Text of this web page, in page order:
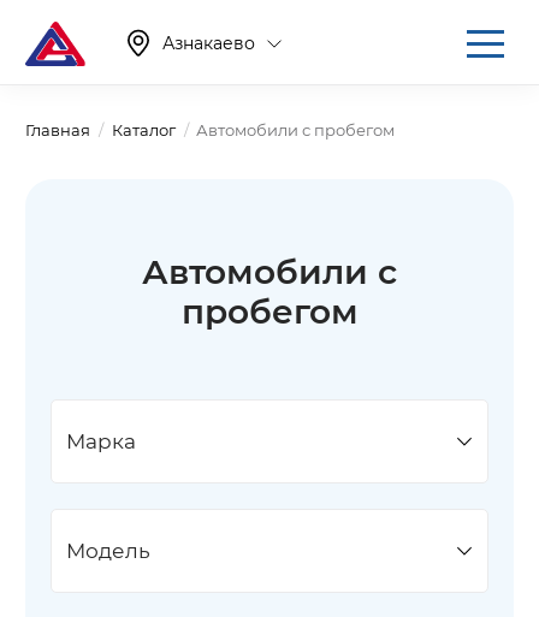
Азнакаево
Главная Каталог Автомобили с пробегом
Автомобили с
пробегом
Марка
Модель